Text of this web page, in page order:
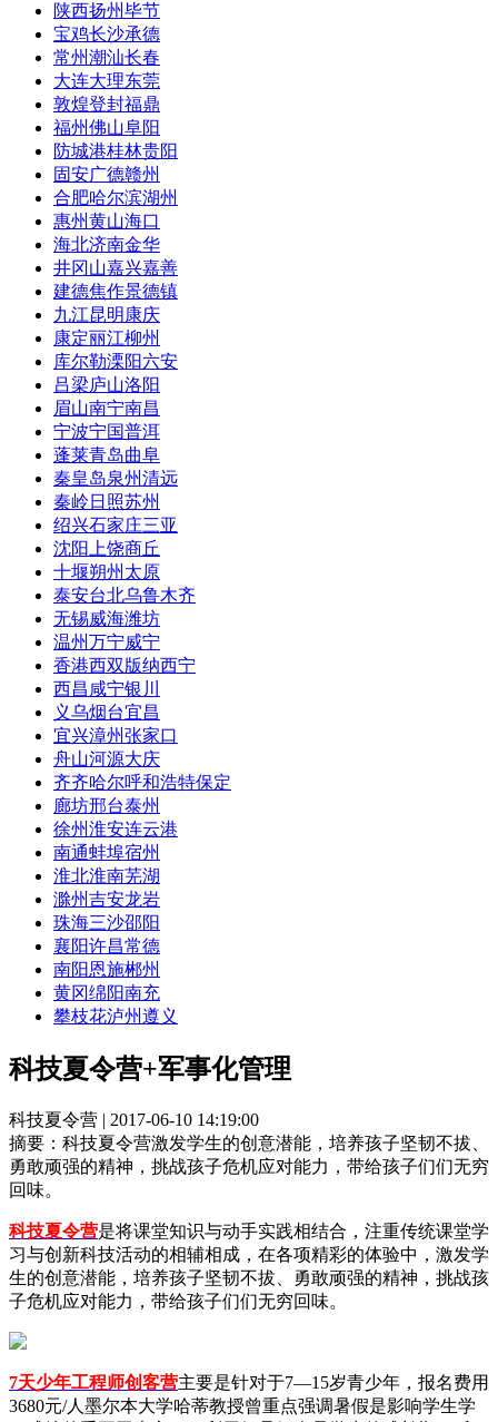
陕西扬州毕节
宝鸡长沙承德
常州潮汕长春
大连大理东莞
敦煌登封福鼎
福州佛山阜阳
防城港桂林贵阳
固安广德赣州
合肥哈尔滨湖州
惠州黄山海口
海北济南金华
井冈山嘉兴嘉善
建德焦作景德镇
九江昆明 康庆
康定丽江柳州
库尔勒溧阳六安
吕梁庐山洛阳
眉山南宁南昌
宁波宁国普洱
蓬莱青岛曲阜
秦皇岛泉州清远
秦岭日照苏州
绍兴石家庄三亚
沈阳 上饶商丘
十堰朔州 太原
泰安台北乌鲁木齐
无锡威海潍坊
温州万宁威宁
香港西双版纳西宁
西昌 咸宁银川
义乌烟台宜昌
宜兴漳州张家口
舟山河源大庆
齐齐哈尔呼和浩特保定
廊坊邢台泰州
徐州淮安连云港
南通蚌埠宿州
淮北淮南芜湖
滁州吉安龙岩
珠海三沙邵阳
襄阳许昌常德
南阳恩施郴州
黄冈绵阳南充
攀枝花泸州遵义
科技夏令营+军事化管理
科技夏令营 | 2017-06-10 14:19:00
摘要： 科技夏令营激发学生的创意潜能，培养孩子坚韧不拔、
勇敢顽强的精神，挑战孩子危机应对能力，带给孩子们们无穷
回味。
科技夏令营是将课堂知识与动手实践相结合，注重传统课堂学
习与创新科技活动的相辅相成，在各项精彩的体验中，激发学
生的创意潜能，培养孩子坚韧不拔、勇敢顽强的精神，挑战孩
子危机应对能力，带给孩子们们无穷回味。
7天少年工程师创客营主要是针对于7—15岁青少年，报名费用
3680元/人墨尔本大学哈蒂教授曾重点强调暑假是影响学生学